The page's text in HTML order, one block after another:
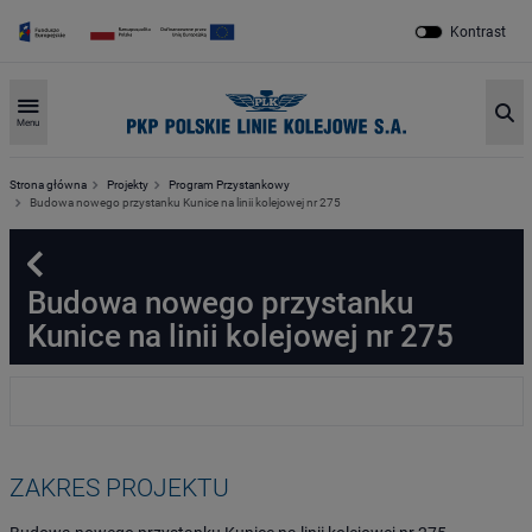
Kontrast
Menu
Strona główna Projekty
Program Przystankowy
Budowa nowego przystanku Kunice na linii kolejowej nr 275
Powrót
Budowa nowego przystanku
Kunice na linii kolejowej nr 275
ZAKRES PROJEKTU